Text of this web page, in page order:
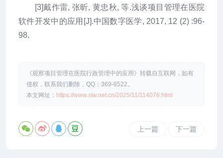
[3]戴作雷, 张昕, 黄忠秋, 等.浅谈项目管理在医院
软件开发中的应用[J].中国数字医学, 2017, 12 (2) :96-
98.
《观察项目管理在医院行政管理中的应用》转载自互联网，如有
侵权，联系我们删除，QQ：369-8522。
本文网址： https://www.slw.net.cn/2025/11/114076.html
上一篇 下一篇